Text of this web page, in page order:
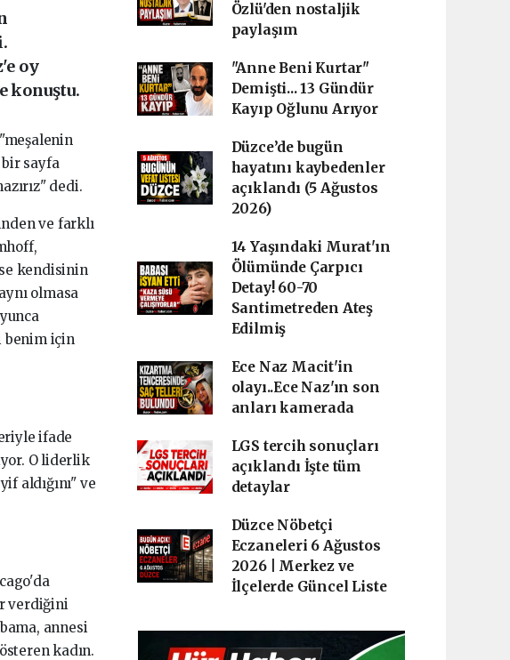
oy
konuştu.
sayfa
dedi.
ve farklı
kendisinin
olmasa
benim için
ifade
O liderlik
aldığını" ve
verdiğini
annesi
kadın.
Özlü'den nostaljik
paylaşım
"Anne Beni Kurtar"
Demişti... 13 Gündür
Kayıp Oğlunu Arıyor
Düzce’de bugün
hayatını kaybedenler
açıklandı (5 Ağustos
2026)
14 Yaşındaki Murat'ın
Ölümünde Çarpıcı
Detay! 60-70
Santimetreden Ateş
Edilmiş
Ece Naz Macit'in
olayı..Ece Naz'ın son
anları kamerada
LGS tercih sonuçları
açıklandı İşte tüm
detaylar
Düzce Nöbetçi
Eczaneleri 6 Ağustos
2026 | Merkez ve
İlçelerde Güncel Liste